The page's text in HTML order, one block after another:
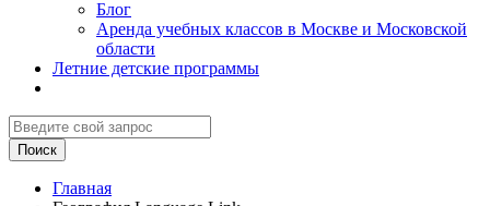
Блог
Аренда учебных классов в Москве и Московской
области
Летние детские программы
Главная